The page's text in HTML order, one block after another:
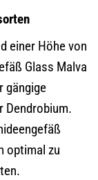
einer Höhe von
Glass Malva
gängige
Dendrobium.
optimal zu